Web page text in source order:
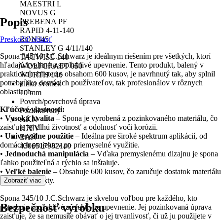
MAESTRI L
NOVUS G
PREBENA PF
RAPID 4-11-140
RON345
STANLEY G 4/11/140
TACWISE 140
WOLFCRAFT 050
WÜRTH 140
dĺžka svoriek
10 mm
Povrch/povrchová úprava
Pozinkovaný
AKN
H7FV
EAN
4306517982140
Popis
Preskočiť oblasť
Spona 345/10 J.C.Schwarz je ideálnym riešením pre všetkých, ktorí
hľadajú kvalitné a spoľahlivé upevnenie. Tento produkt, balený v
praktickom blisteri s obsahom 600 kusov, je navrhnutý tak, aby splnil
potreby ako domácich používateľov, tak profesionálov v rôznych
oblastiach.
Kľúčové vlastnosti:
• Vysoká kvalita – Spona je vyrobená z pozinkovaného materiálu, čo
zaisťuje jej dlhú životnosť a odolnosť voči korózii.
• Univerzálne použitie – Ideálna pre široké spektrum aplikácií, od
domácich projektov po priemyselné využitie.
• Jednoduchá manipulácia – Vďaka premyslenému dizajnu je spona
ľahko použiteľná a rýchlo sa inštaluje.
• Veľké balenie – Obsahuje 600 kusov, čo zaručuje dostatok materiálu
pre vaše projekty.
Spona 345/10 J.C.Schwarz je skvelou voľbou pre každého, kto
potrebuje spoľahlivé a efektívne upevnenie. Jej pozinkovaná úprava
zaisťuje, že sa nemusíte obávať o jej trvanlivosť, či už ju použijete v
Zobraziť viac
Bezpečnosť výrobku